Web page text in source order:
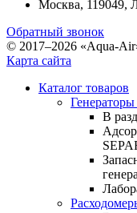
Москва, 119049,
Обратный звонок
© 2017–2026 «Aqua-
Карта сайта
Каталог товаров
Генераторы
В